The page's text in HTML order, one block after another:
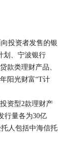
投资者发售的银
划、宁波银行
款类理财产品、
阳光财富“T计
资型2款理财产
行量各为30亿
人包括中海信托